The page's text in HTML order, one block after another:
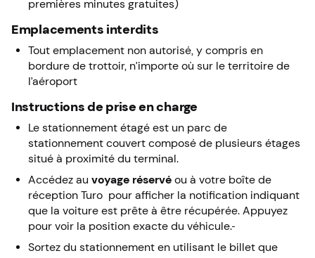
premières minutes gratuites)
Emplacements interdits
Tout emplacement non autorisé, y compris en
bordure de trottoir, n’importe où sur le territoire de
l’aéroport
Instructions de prise en charge
Le stationnement étagé est un parc de
stationnement couvert composé de plusieurs étages
situé à proximité du terminal.
Accédez au voyage réservé ou à votre boîte de
réception Turo pour afficher la notification indiquant
que la voiture est prête à être récupérée. Appuyez
pour voir la position exacte du véhicule.
Sortez du stationnement en utilisant le billet que